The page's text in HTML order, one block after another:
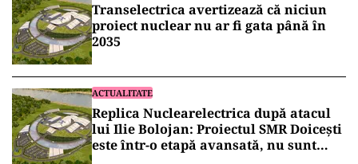
Transelectrica avertizează că niciun
proiect nuclear nu ar fi gata până în
2035
ACTUALITATE
Replica Nuclearelectrica după atacul
lui Ilie Bolojan: Proiectul SMR Doicești
este într-o etapă avansată, nu sunt